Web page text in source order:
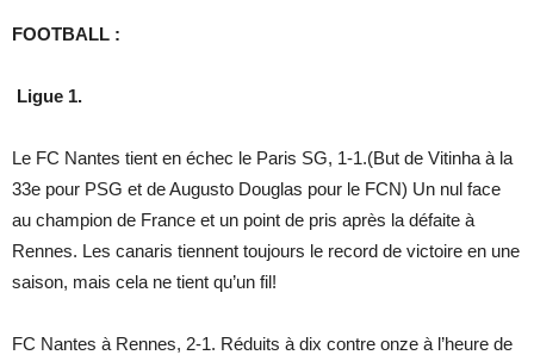
FOOTBALL :
Ligue 1.
Le FC Nantes tient en échec le Paris SG, 1-1.(But de Vitinha à la
33e pour PSG et de Augusto Douglas pour le FCN) Un nul face
au champion de France et un point de pris après la défaite à
Rennes. Les canaris tiennent toujours le record de victoire en une
saison, mais cela ne tient qu’un fil!
FC Nantes à Rennes, 2-1. Réduits à dix contre onze à l’heure de